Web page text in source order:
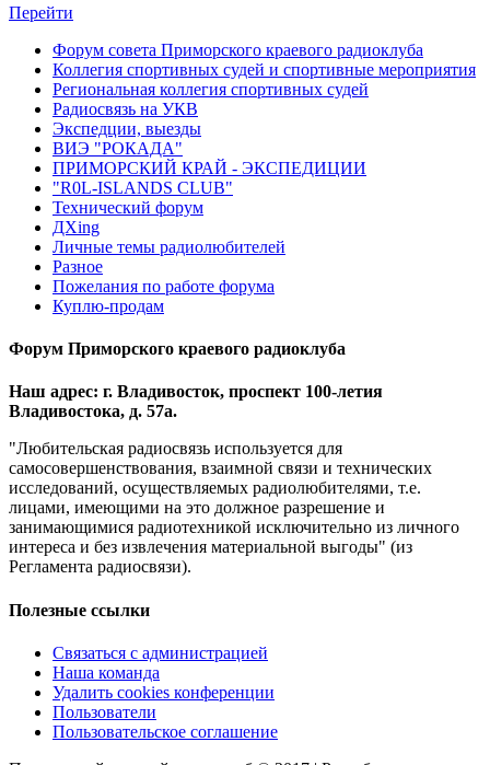
Перейти
Форум совета Приморского краевого радиоклуба
Коллегия спортивных судей и спортивные мероприятия
Региональная коллегия спортивных судей
Радиосвязь на УКВ
Экспедции, выезды
ВИЭ "РОКАДА"
ПРИМОРСКИЙ КРАЙ - ЭКСПЕДИЦИИ
"R0L-ISLANDS CLUB"
Технический форум
ДХing
Личные темы радиолюбителей
Разное
Пожелания по работе форума
Куплю-продам
Форум Приморского краевого радиоклуба
Наш адрес: г. Владивосток, проспект 100-летия
Владивостока, д. 57а.
"Любительская радиосвязь используется для
самосовершенствования, взаимной связи и технических
исследований, осуществляемых радиолюбителями, т.е.
лицами, имеющими на это должное разрешение и
занимающимися радиотехникой исключительно из личного
интереса и без извлечения материальной выгоды" (из
Регламента радиосвязи).
Полезные ссылки
Связаться с администрацией
Наша команда
Удалить cookies конференции
Пользователи
Пользовательское соглашение